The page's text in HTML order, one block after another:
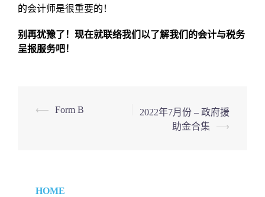
的会计师是很重要的！
别再犹豫了！现在就联络我们以了解我们的会计与税务
呈报服务吧！
Post
⟵ Form B
2022年7月份 – 政府援
助金合集
⟶
HOME